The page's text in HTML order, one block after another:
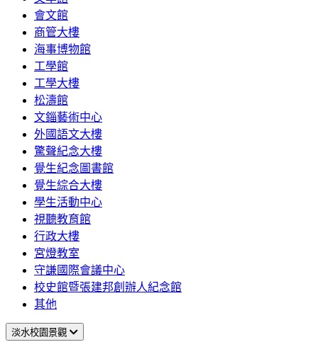
會文館
商管大樓
海事博物館
工學館
工學大樓
松濤館
文錙藝術中心
外國語文大樓
驚聲紀念大樓
覺生紀念圖書館
覺生綜合大樓
學生活動中心
視聽教育館
行政大樓
宮燈教室
守謙國際會議中心
校史館暨張建邦創辦人紀念館
其他
淡水校園景觀